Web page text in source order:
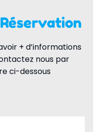
+ d’informations
nous par
ci-dessous